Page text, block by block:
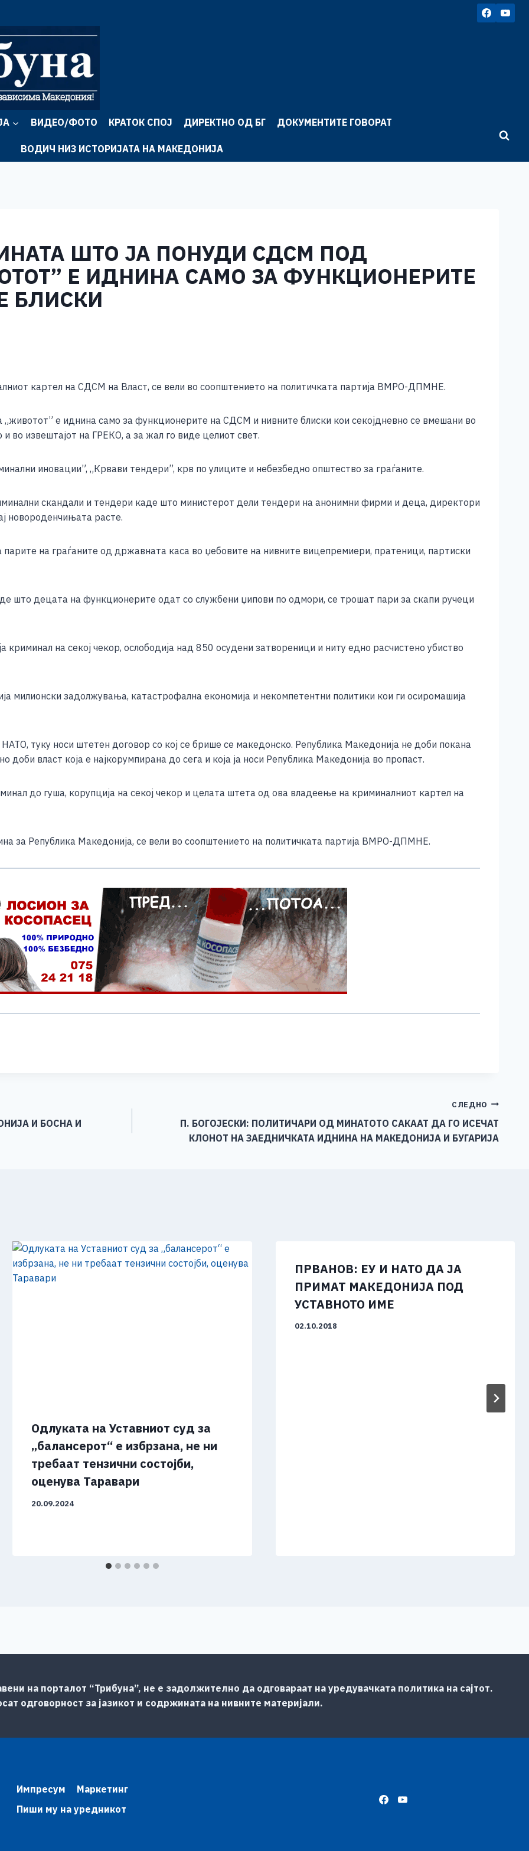
ВИДЕО/ФОТО КРАТОК СПОЈ ДИРЕКТНО ОД БГ ДОКУМЕНТИТЕ ГОВОРАТ
ВОДИЧ НИЗ ИСТОРИЈАТА НА МАКЕДОНИЈА
ШТО ЈА ПОНУДИ СДСМ ПОД
Е ИДНИНА САМО ЗА ФУНКЦИОНЕРИТЕ
БЛИСКИ
картел на СДСМ на Власт, се вели во соопштението на политичката партија ВМРО-ДПМНЕ.
е иднина само за функционерите на СДСМ и нивните блиски кои секојдневно се вмешани во
во извештајот на ГРЕКО, а за жал го виде целиот свет.
иновации”, „Крвави тендери”, крв по улиците и небезбедно општество за граѓаните.
скандали и тендери каде што министерот дели тендери на анонимни фирми и деца, директори
новороденчињата расте.
на граѓаните од државната каса во џебовите на нивните вицепремиери, пратеници, партиски
што децата на функционерите одат со службени џипови по одмори, се трошат пари за скапи ручеци
на секој чекор, ослободија над 850 осудени затвореници и ниту едно расчистено убиство
милионски задолжувања, катастрофална економија и некомпетентни политики кои ги осиромашија
туку носи штетен договор со кој се брише се македонско. Република Македонија не доби покана
власт која е најкорумпирана до сега и која ја носи Република Македонија во пропаст.
до гуша, корупција на секој чекор и целата штета од ова владеење на криминалниот картел на
за Република Македонија, се вели во соопштението на политичката партија ВМРО-ДПМНЕ.
И БОСНА И
СЛЕДНО
П. БОГОЈЕСКИ: ПОЛИТИЧАРИ ОД МИНАТОТО САКААТ ДА ГО ИСЕЧАТ
КЛОНОТ НА ЗАЕДНИЧКАТА ИДНИНА НА МАКЕДОНИЈА И БУГАРИЈА
Одлуката на Уставниот суд за
„балансерот“ е избрзана, не ни
требаат тензични состојби,
оценува Таравари
20.09.2024
ПРВАНОВ: ЕУ И НАТО ДА ЈА
ПРИМАТ МАКЕДОНИЈА ПОД
УСТАВНОТО ИМЕ
02.10.2018
на порталот “Трибуна”, не е задолжително да одговараат на уредувачката политика на сајтот.
одговорност за јазикот и содржината на нивните материјали.
Импресум
Маркетинг
Пиши му на уредникот